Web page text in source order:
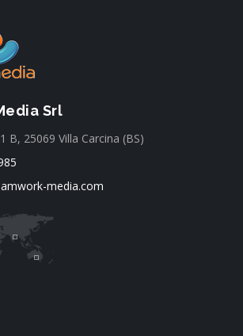
Srl
B, 25069 Villa Carcina (BS)
media.com